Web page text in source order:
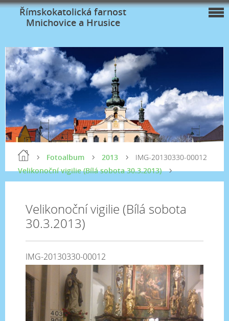
Římskokatolická farnost
Mnichovice a Hrusice
Fotoalbum
2013
Velikonoční vigilie (Bílá sobota 30.3.2013)
IMG-20130330-00012
Velikonoční vigilie (Bílá sobota
30.3.2013)
IMG-20130330-00012